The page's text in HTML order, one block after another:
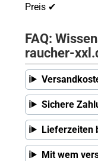
Preis ✔
FAQ:
raucher-
Sichere
Lieferzeiten
Mit wem